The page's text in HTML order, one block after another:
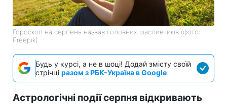
Гороскоп на серпень назвав головних щасливчиків (фото:
Freepik)
Будь у курсі, а не в шоці! Додай змісту своїй
стрічці разом з РБК-Україна в Google
Астрологічні події серпня відкривають